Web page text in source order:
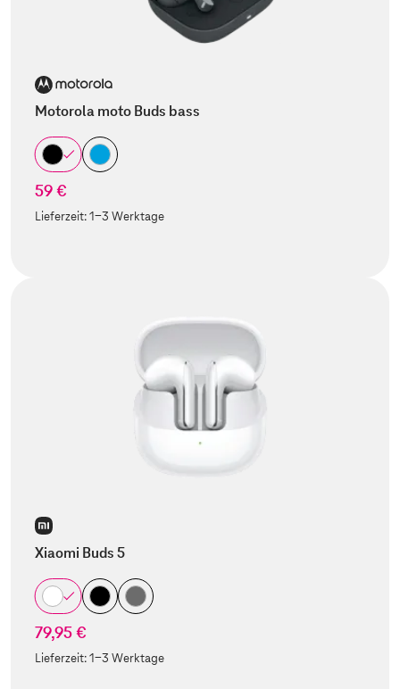
Motorola moto Buds bass
59 €
Lieferzeit:1-3 Werktage
Xiaomi Buds 5
79,95 €
Lieferzeit:1-3 Werktage